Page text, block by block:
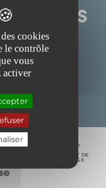
cookies
le contrôle
vous
activer
nos
HAUT DE
PAGE